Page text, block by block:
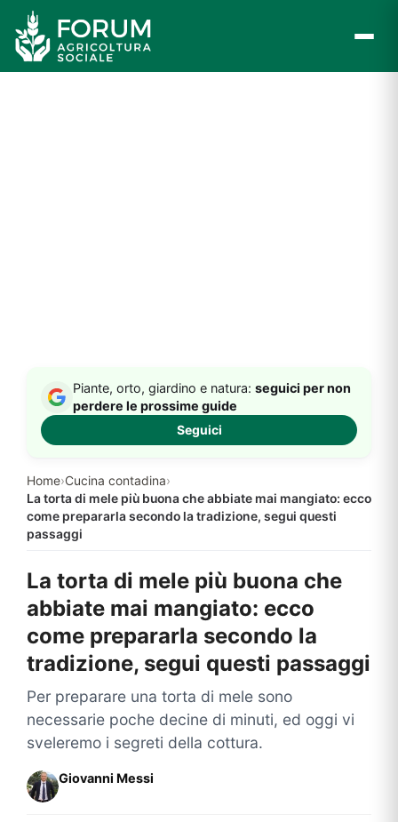
contenuto
Home›Cucina contadina›
La torta di mele più buona che abbiate mai mangiato: ecco
come prepararla secondo la tradizione, segui questi
passaggi
Piante, orto, giardino e natura: seguici per non
perdere le prossime guide
Seguici
La torta di mele più buona che
abbiate mai mangiato: ecco
come prepararla secondo la
tradizione, segui questi passaggi
Per preparare una torta di mele sono
necessarie poche decine di minuti, ed oggi vi
sveleremo i segreti della cottura.
Giovanni Messi